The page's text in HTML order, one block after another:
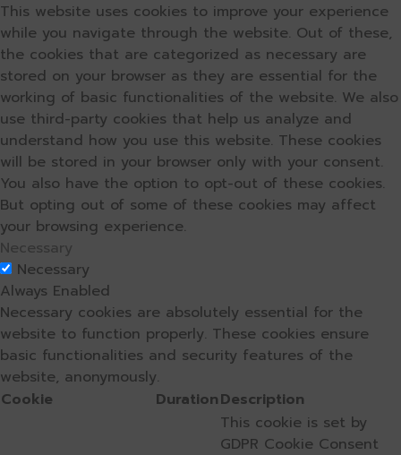
This website uses cookies to improve your experience
while you navigate through the website. Out of these,
the cookies that are categorized as necessary are
stored on your browser as they are essential for the
working of basic functionalities of the website. We also
use third-party cookies that help us analyze and
understand how you use this website. These cookies
will be stored in your browser only with your consent.
You also have the option to opt-out of these cookies.
But opting out of some of these cookies may affect
your browsing experience.
Necessary
Necessary
Always Enabled
Necessary cookies are absolutely essential for the
website to function properly. These cookies ensure
basic functionalities and security features of the
website, anonymously.
Cookie
DurationDescription
This cookie is set by
GDPR Cookie Consent